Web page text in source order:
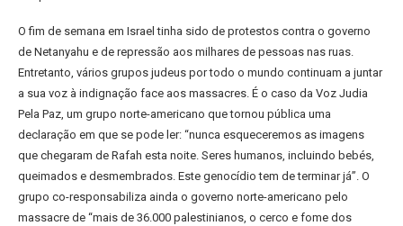
O fim de semana em Israel tinha sido de protestos contra o governo
de Netanyahu e de repressão aos milhares de pessoas nas ruas.
Entretanto, vários grupos judeus por todo o mundo continuam a juntar
a sua voz à indignação face aos massacres. É o caso da Voz Judia
Pela Paz, um grupo norte-americano que tornou pública uma
declaração em que se pode ler: “nunca esqueceremos as imagens
que chegaram de Rafah esta noite. Seres humanos, incluindo bebés,
queimados e desmembrados. Este genocídio tem de terminar já”. O
grupo co-responsabiliza ainda o governo norte-americano pelo
massacre de “mais de 36.000 palestinianos, o cerco e fome dos